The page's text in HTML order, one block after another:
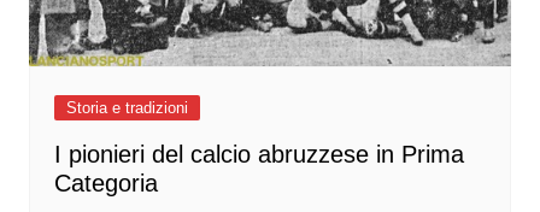
Storia e tradizioni
I pionieri del calcio abruzzese in Prima
Categoria